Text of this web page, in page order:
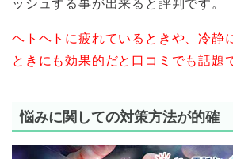
ッシュする事が出来ると評判です。
ヘトヘトに疲れているときや、冷静
ときにも効果的だと口コミでも話題
悩みに関しての対策方法が的確